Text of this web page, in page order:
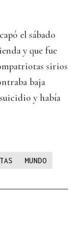
el sábado
y que fue
sirios
baja
y había
MUNDO